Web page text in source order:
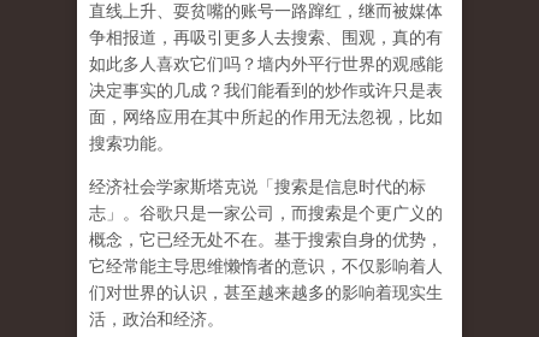
直线上升、耍贫嘴的账号一路蹿红，继而被媒体
争相报道，再吸引更多人去搜索、围观，真的有
如此多人喜欢它们吗？墙内外平行世界的观感能
决定事实的几成？我们能看到的炒作或许只是表
面，网络应用在其中所起的作用无法忽视，比如
搜索功能。
经济社会学家斯塔克说「搜索是信息时代的标
志」。谷歌只是一家公司，而搜索是个更广义的
概念，它已经无处不在。基于搜索自身的优势，
它经常能主导思维懒惰者的意识，不仅影响着人
们对世界的认识， 甚至越来越多的影响着现实生
活，政治和经济。